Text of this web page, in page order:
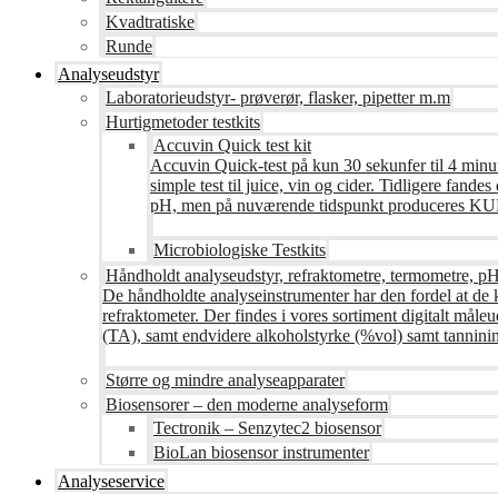
Kvadtratiske
Runde
Analyseudstyr
Laboratorieudstyr- prøverør, flasker, pipetter m.m
Hurtigmetoder testkits
Accuvin Quick test kit
Accuvin Quick-test på kun 30 sekunfer til 4
simple test til juice, vin og cider. Tidligere
pH, men på nuværende tidspunkt produceres
Microbiologiske Testkits
Håndholdt analyseudstyr, refraktometre, termometre,
De håndholdte analyseinstrumenter har den fordel at
refraktometer. Der findes i vores sortiment digitalt
(TA), samt endvidere alkoholstyrke (%vol) samt
Større og mindre analyseapparater
Biosensorer – den moderne analyseform
Tectronik – Senzytec2 biosensor
BioLan biosensor instrumenter
Analyseservice